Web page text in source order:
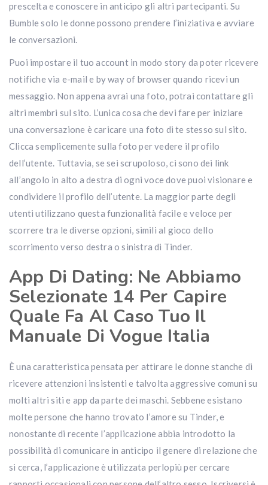
prescelta e conoscere in anticipo gli altri partecipanti. Su
Bumble solo le donne possono prendere l’iniziativa e avviare
le conversazioni.
Puoi impostare il tuo account in modo story da poter ricevere
notifiche via e-mail e by way of browser quando ricevi un
messaggio. Non appena avrai una foto, potrai contattare gli
altri membri sul sito. L’unica cosa che devi fare per iniziare
una conversazione è caricare una foto di te stesso sul sito.
Clicca semplicemente sulla foto per vedere il profilo
dell’utente. Tuttavia, se sei scrupoloso, ci sono dei link
all’angolo in alto a destra di ogni voce dove puoi visionare e
condividere il profilo dell’utente. La maggior parte degli
utenti utilizzano questa funzionalità facile e veloce per
scorrere tra le diverse opzioni, simili al gioco dello
scorrimento verso destra o sinistra di Tinder.
App Di Dating: Ne Abbiamo
Selezionate 14 Per Capire
Quale Fa Al Caso Tuo Il
Manuale Di Vogue Italia
È una caratteristica pensata per attirare le donne stanche di
ricevere attenzioni insistenti e talvolta aggressive comuni su
molti altri siti e app da parte dei maschi. Sebbene esistano
molte persone che hanno trovato l’amore su Tinder, e
nonostante di recente l’applicazione abbia introdotto la
possibilità di comunicare in anticipo il genere di relazione che
si cerca, l’applicazione è utilizzata perlopiù per cercare